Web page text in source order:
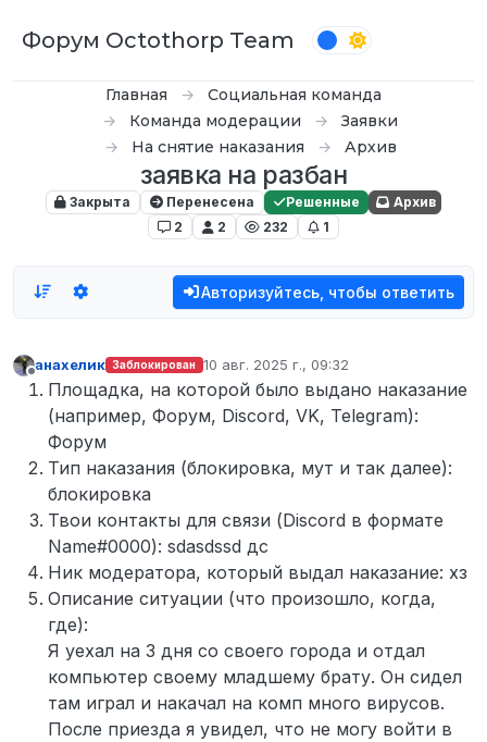
Форум Octothorp Team
Главная
Социальная команда
Команда модерации
Заявки
На снятие наказания
Архив
заявка на разбан
Закрыта Перенесена Решенные
Архив
2
2 232 1
Авторизуйтесь, чтобы ответить
Не в сети
анахелик Заблокирован 10 авг. 2025 г., 09:32
отредактировано
Площадка, на которой было выдано наказание
(например, Форум, Discord, VK, Telegram):
Форум
Тип наказания (блокировка, мут и так далее):
блокировка
Твои контакты для связи (Discord в формате
Name#0000): sdasdssd дс
Ник модератора, который выдал наказание: хз
Описание ситуации (что произошло, когда,
где):
Я уехал на 3 дня со своего города и отдал
компьютер своему младшему брату. Он сидел
там играл и накачал на комп много вирусов.
После приезда я увидел, что не могу войти в